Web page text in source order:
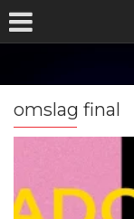
omslag final